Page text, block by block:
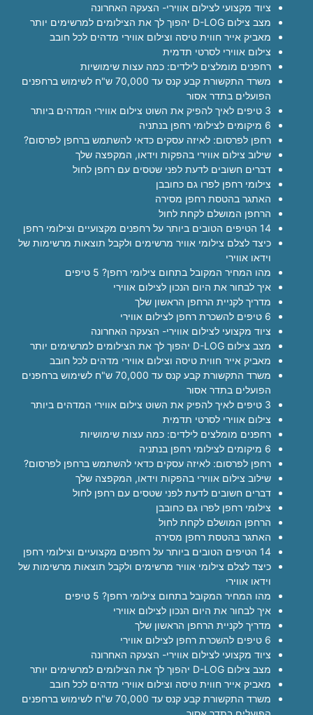
ציוד מקצועי לצילום אווירי- הצעקה האחרונה
מצב צילום D-LOG יהפוך לך את הצילומים למרשימים יותר
מאביק אייר חווית טיסה וצילום אווירי מדהים לכל חובב
צילום אווירי לסרטי תדמית
רחפנים מומלצים לילדים: כמה עצות שימושיות
משרד התקשורת קבע קנס עד 70,000 ש"ח לשימוש ברחפנים
הפועלים בתדר אסור
3 טיפים לאיך להפיק את השוט צילום אווירי המדהים ביותר
6 מיקומים לצילומי רחפן בנתניה
רחפן לפרסום: לאיזה עסקים כדאי להשתמש ברחפן לפרסום?
שילוב צילום אווירי בהפקות וידאו, המקפצה שלך
דברים חשובים לדעת לפני שטסים עם רחפן לחול
צילומי רחפן לפרו גם כחובבן
האתגר בהטסת רחפן מסירה
הרחפן המושלם לקחת לחול
14 הטיפים הטובים ביותר על רחפנים מקצועיים וצילומי רחפן
כיצד לצלם צילומי אוויר מרשימים ולקבל תוצאות מרשימות של
וידאו אווירי
מהו המחיר המקובל בתחום צילומי רחפן? 5 טיפים
איך לבחור את היום הנכון לצילום אווירי
מדריך לקניית הרחפן הראשון שלך
6 טיפים להשכרת רחפן לצילום אווירי
ציוד מקצועי לצילום אווירי- הצעקה האחרונה
מצב צילום D-LOG יהפוך לך את הצילומים למרשימים יותר
מאביק אייר חווית טיסה וצילום אווירי מדהים לכל חובב
משרד התקשורת קבע קנס עד 70,000 ש"ח לשימוש ברחפנים
הפועלים בתדר אסור
3 טיפים לאיך להפיק את השוט צילום אווירי המדהים ביותר
צילום אווירי לסרטי תדמית
רחפנים מומלצים לילדים: כמה עצות שימושיות
6 מיקומים לצילומי רחפן בנתניה
רחפן לפרסום: לאיזה עסקים כדאי להשתמש ברחפן לפרסום?
שילוב צילום אווירי בהפקות וידאו, המקפצה שלך
דברים חשובים לדעת לפני שטסים עם רחפן לחול
צילומי רחפן לפרו גם כחובבן
הרחפן המושלם לקחת לחול
האתגר בהטסת רחפן מסירה
14 הטיפים הטובים ביותר על רחפנים מקצועיים וצילומי רחפן
כיצד לצלם צילומי אוויר מרשימים ולקבל תוצאות מרשימות של
וידאו אווירי
מהו המחיר המקובל בתחום צילומי רחפן? 5 טיפים
איך לבחור את היום הנכון לצילום אווירי
מדריך לקניית הרחפן הראשון שלך
6 טיפים להשכרת רחפן לצילום אווירי
ציוד מקצועי לצילום אווירי- הצעקה האחרונה
מצב צילום D-LOG יהפוך לך את הצילומים למרשימים יותר
מאביק אייר חווית טיסה וצילום אווירי מדהים לכל חובב
משרד התקשורת קבע קנס עד 70,000 ש"ח לשימוש ברחפנים